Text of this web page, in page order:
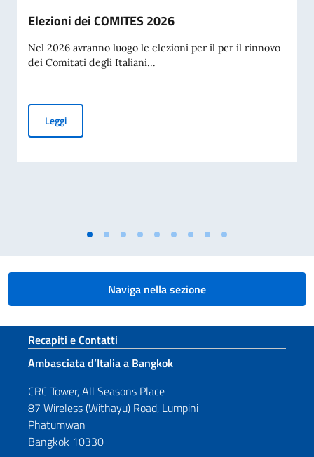
Elezioni dei COMITES 2026
Nel 2026 avranno luogo le elezioni per il per il rinnovo
dei Comitati degli Italiani...
LeggiElezioni dei COMITES 2026
Naviga nella sezione
Sezione footer
Recapiti e Contatti
Ambasciata d’Italia a Bangkok
CRC Tower, All Seasons Place
87 Wireless (Withayu) Road, Lumpini
Phatumwan
Bangkok 10330